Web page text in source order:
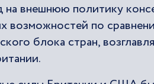
на внешнюю политику
возможностей по
блока стран,